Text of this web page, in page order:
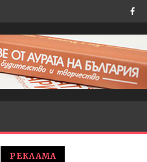
РЕКЛАМА